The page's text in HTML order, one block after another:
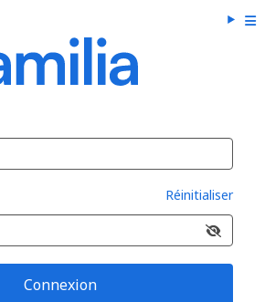
Réinitialiser
Connexion